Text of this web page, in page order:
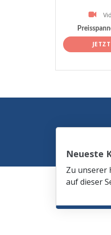
Neueste
Zu unserer
auf dieser